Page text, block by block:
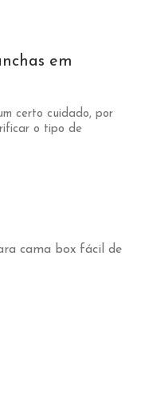
em
certo cuidado, por
o tipo de